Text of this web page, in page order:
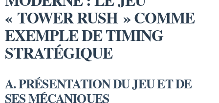
« TOWER RUSH » COMME
EXEMPLE DE TIMING
STRATÉGIQUE
A. PRÉSENTATION DU JEU ET DE
SES MÉCANIQUES